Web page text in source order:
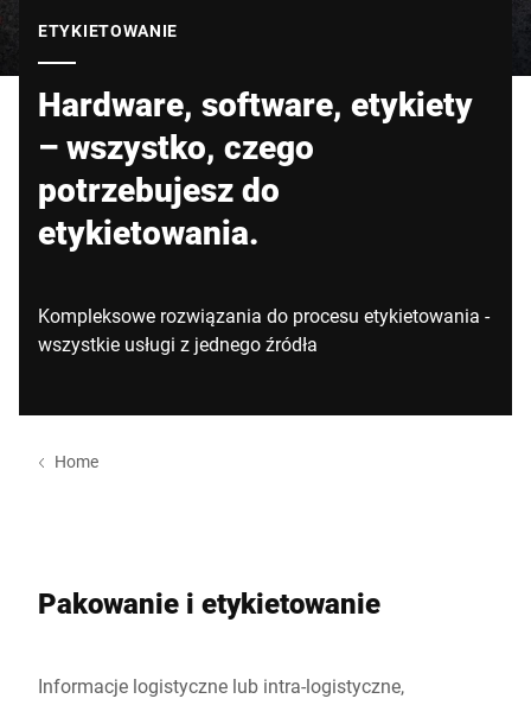
ETYKIETOWANIE
Hardware, software, etykiety
– wszystko, czego
potrzebujesz do
etykietowania.
Kompleksowe rozwiązania do procesu etykietowania -
wszystkie usługi z jednego źródła
Home
Pakowanie i etykietowanie
Informacje logistyczne lub intra-logistyczne,